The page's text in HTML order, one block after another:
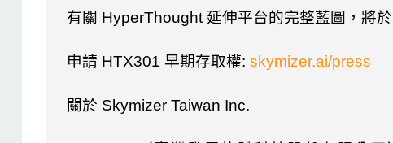
有關 HyperThought 延伸平台的完整藍圖，將於
申請 HTX301 早期存取權: skymizer.ai/press
關於 Skymizer Taiwan Inc.